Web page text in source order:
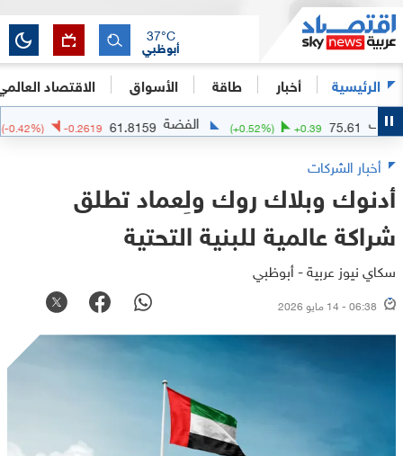
الرئيسية أخبار طاقة الأسواق الاقتصاد
أبوظبي
37°C
+0.39
(+ 0.52%) الفضة 61.8159
-0.2619
(-0.42%)
أخبار الشركات
أدنوك وبلاك روك ولِعماد تطلق
شراكة عالمية للبنية التحتية
سكاي نيوز عربية - أبوظبي
06:38 - 14 مايو 2026